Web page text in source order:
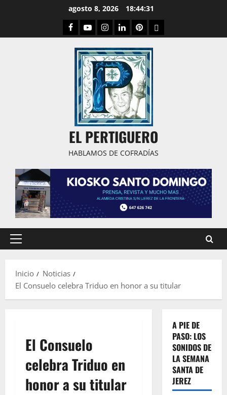
agosto 8, 2026 18:44:32
Facebook
YoutubeInstagram
LinkedPinterestDribbble
EL PERTIGUERO
HABLAMOS DE COFRADÍAS
Menú
Inicio
Noticias
El Consuelo celebra Triduo en honor a su titular
El Consuelo
celebra Triduo en
honor a su titular
A PIE DE
PASO: LOS
SONIDOS DE
LA SEMANA
SANTA DE
JEREZ